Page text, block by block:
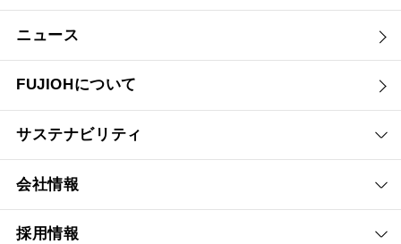
ニュース
FUJIOHについて
サステナビリティ
会社情報
採用情報